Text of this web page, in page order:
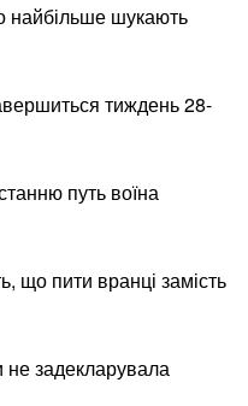
найбільше шукають
тиждень 28-
путь воїна
що пити вранці замість
не задекларувала